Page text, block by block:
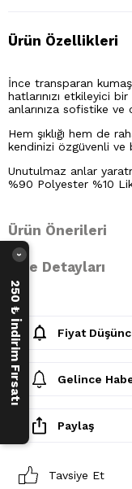
Ürün Özellikleri
İnce transparan
hatlarınızı etkileyici
anlarınıza sofistike
Hem şıklığı hem de
kendinizi özgüvenli ve
Unutulmaz anlar
%90 Polyester %10
Ürün Önerileri
İade Detayları
Fiyat
Gelince
Paylaş
Tavsiye Et
250 ₺ İndirim Fırsatı
›